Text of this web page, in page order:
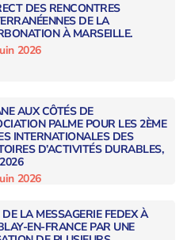
DES RENCONTRES
DE LA
À MARSEILLE.
2026
AUX CÔTÉS DE
PALME POUR LES 2ÈME
INTERNATIONALES DES
D’ACTIVITÉS DURABLES,
2026
LA MESSAGERIE FEDEX À
EN-FRANCE PAR UNE